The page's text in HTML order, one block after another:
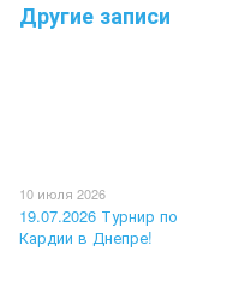
Другие записи
10 июля 2026
19.07.2026 Турнир по
Кардии в Днепре!